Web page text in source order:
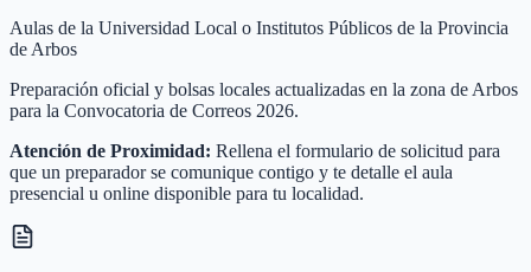
Aulas de la Universidad Local o Institutos Públicos de la Provincia
de Arbos
Preparación oficial y bolsas locales actualizadas en la zona de Arbos
para la Convocatoria de Correos 2026.
Atención de Proximidad: Rellena el formulario de solicitud para
que un preparador se comunique contigo y te detalle el aula
presencial u online disponible para tu localidad.